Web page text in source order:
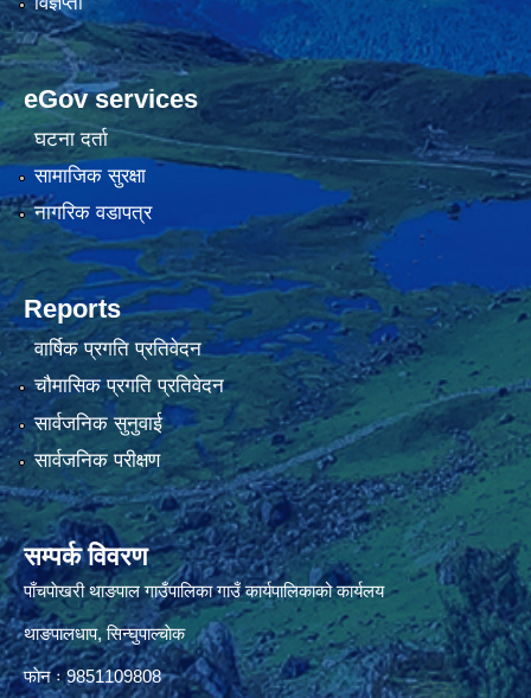
eGov services
घटना दर्ता
सामाजिक सुरक्षा
नागरिक वडापत्र
Reports
वार्षिक प्रगति प्रतिवेदन
चौमासिक प्रगति प्रतिवेदन
सार्वजनिक सुनुवाई
सार्वजनिक परीक्षण
सम्पर्क विवरण
पाँचपाेखरी थाङपाल गाउँपालिका गाउँ कार्यपालिकाको कार्यलय
थाङपालधाप, सिन्घुपाल्चाेक
फाेन ः 9851109808